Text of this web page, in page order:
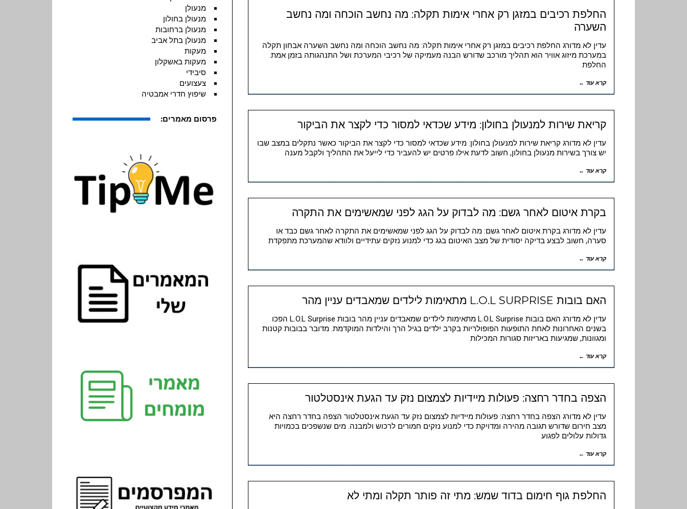
החלפת רכיבים במזגן רק אחרי אימות תקלה: מה נחשב הוכחה ומה נחשב
השערה
עדין לא מדורג החלפת רכיבים במזגן רק אחרי אימות תקלה: מה נחשב הוכחה ומה נחשב השערה אבחון תקלה
במערכת מיזוג אוויר הוא תהליך מורכב שדורש הבנה מעמיקה של רכיבי המערכת ושל התנהגותה בזמן אמת.
החלפת
קרא עוד ←
קריאת שירות למנעולן בחולון: מידע שכדאי למסור כדי לקצר את הביקור
עדין לא מדורג קריאת שירות למנעולן בחולון: מידע שכדאי למסור כדי לקצר את הביקור כאשר נתקלים במצב שבו
יש צורך בשירות מנעולן בחולון, חשוב לדעת אילו פרטים יש להעביר כדי לייעל את התהליך ולקבל מענה
קרא עוד ←
בקרת איטום לאחר גשם: מה לבדוק על הגג לפני שמאשימים את התקרה
עדין לא מדורג בקרת איטום לאחר גשם: מה לבדוק על הגג לפני שמאשימים את התקרה לאחר גשם כבד או
סערה, חשוב לבצע בדיקה יסודית של מצב האיטום בגג כדי למנוע נזקים עתידיים ולוודא שהמערכת מתפקדת
קרא עוד ←
האם בובות L.O.L SURPRISE מתאימות לילדים שמאבדים עניין מהר
עדין לא מדורג האם בובות L.O.L Surprise מתאימות לילדים שמאבדים עניין מהר בובות L.O.L Surprise הפכו
בשנים האחרונות לאחת התופעות הפופולריות בקרב ילדים בגיל הרך והילדות המוקדמת. מדובר בבובות קטנות
ומגוונות, שמגיעות באריזות סגורות המכילות
קרא עוד ←
הצפה בחדר רחצה: פעולות מיידיות לצמצום נזק עד הגעת אינסטלטור
עדין לא מדורג הצפה בחדר רחצה: פעולות מיידיות לצמצום נזק עד הגעת אינסטלטור הצפה בחדר רחצה היא
מצב חירום שדורש תגובה מהירה ומדויקת כדי למנוע נזקים חמורים לרכוש ולמבנה. מים שנשפכים בכמויות
גדולות עלולים לפגוע
קרא עוד ←
החלפת גוף חימום בדוד שמש: מתי זה פותר תקלה ומתי לא
מנעולן
מנעולן בחולון
מנעולן ברחובות
מנעולן בתל אביב
מעקות
מעקות באשקלון
סיבידי
צעצועים
שיפוץ חדרי אמבטיה
פרסום מאמרים: